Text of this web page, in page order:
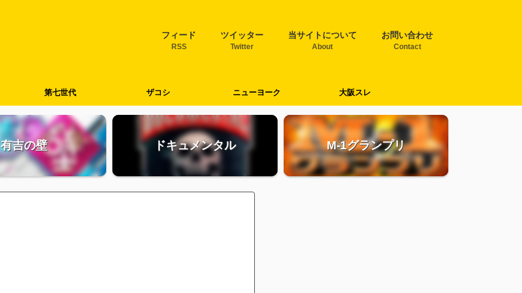
フィード
RSS
ツイッター
Twitter
当サイトについて
About
お問い合わせ
Contact
第七世代 ザコシ ニューヨーク 大阪スレ
有吉の壁 ドキュメンタル M-1グランプリ